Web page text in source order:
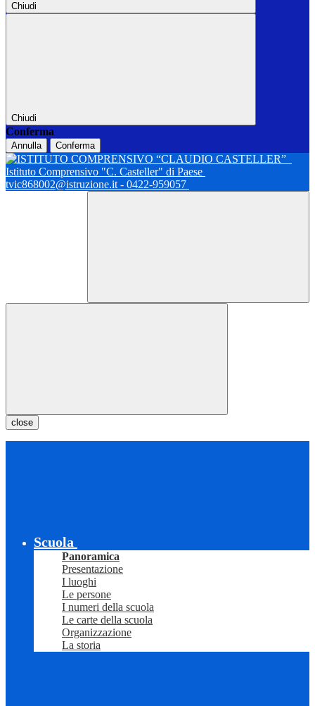
Chiudi
Chiudi
Conferma
Annulla Conferma
Istituto Comprensivo "C. Casteller" di Paese
tvic868002@istruzione.it - 0422-959057
close
Scuola
Panoramica
Presentazione
I luoghi
Le persone
I numeri della scuola
Le carte della scuola
Organizzazione
La storia